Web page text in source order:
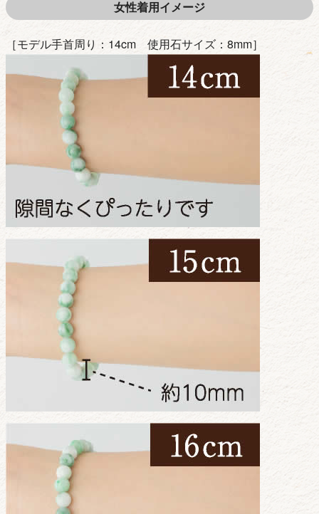
女性着用イメージ
［モデル手首周り：14cm 使用石サイズ：8mm］